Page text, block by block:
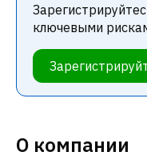
ключевыми
О компании